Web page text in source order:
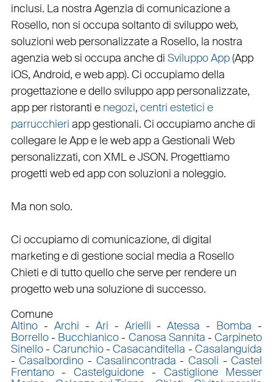
inclusi. La nostra Agenzia di comunicazione a
Rosello, non si occupa soltanto di sviluppo web,
soluzioni web personalizzate a Rosello, la nostra
agenzia websi occupa anche di Sviluppo App(App
iOS, Android, eweb app). Ci occupiamo della
progettazionee dellosviluppo app personalizzate,
app per ristoranti e negozi, centri estetici e
parrucchieri app gestionali. Ci occupiamo anche di
collegareleAppe leweb appa Gestionali Web
personalizzati, con XMLeJSON. Progettiamo
progetti webed appcon soluzioni a noleggio.
Ma non solo.
Ci occupiamo di comunicazione, di digital
marketing e di gestione social media a Rosello
Chieti e di tutto quello che serve per rendere un
progetto web una soluzione di successo.
Comune
Altino- Archi - Ari - Arielli -Atessa - Bomba -
Borrello- Bucchianico- Canosa Sannita -Carpineto
Sinello- Carunchio-Casacanditella -Casalanguida
-Casalbordino - Casalincontrada -Casoli -Castel
Frentano-Castelguidone - Castiglione Messer